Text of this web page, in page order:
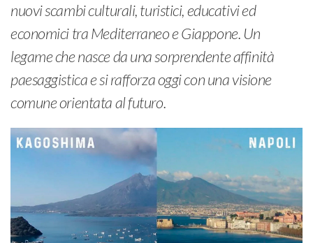
nuovi scambi culturali, turistici, educativi ed
economici tra Mediterraneo e Giappone. Un
legame che nasce da una sorprendente affinità
paesaggistica e si rafforza oggi con una visione
comune orientata al futuro.